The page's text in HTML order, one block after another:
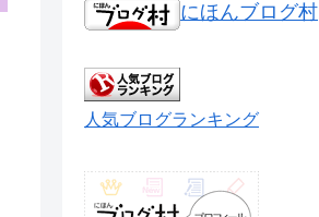
にほんブログ村
人気ブログランキング